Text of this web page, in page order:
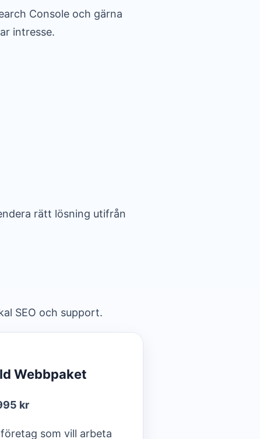
Console och gärna
intresse.
rätt lösning utifrån
SEO och support.
Webbpaket
kr
som vill arbeta